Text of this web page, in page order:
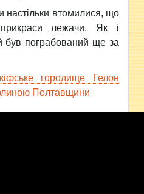
настільки втомилися, що
прикраси лежачи. Як і
був пограбований ще за
городище Гелон
Полтавщини